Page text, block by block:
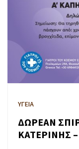
ΥΓΕΙΑ
ΔΩΡΕΑΝ
ΚΑΤΕΡΙΝΗΣ